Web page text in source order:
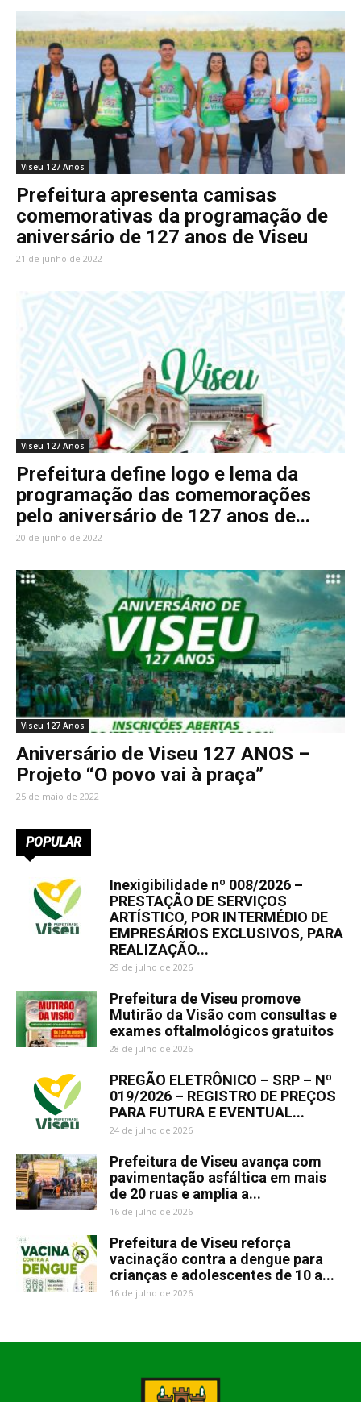
Viseu 127 Anos
Prefeitura apresenta camisas
comemorativas da programação de
aniversário de 127 anos de Viseu
21 de junho de 2022
Viseu 127 Anos
Prefeitura define logo e lema da
programação das comemorações
pelo aniversário de 127 anos de...
20 de junho de 2022
Viseu 127 Anos
Aniversário de Viseu 127 ANOS –
Projeto “O povo vai à praça”
25 de maio de 2022
POPULAR
Inexigibilidade nº 008/2026 –
PRESTAÇÃO DE SERVIÇOS
ARTÍSTICO, POR INTERMÉDIO DE
EMPRESÁRIOS EXCLUSIVOS, PARA
REALIZAÇÃO...
29 de julho de 2026
Prefeitura de Viseu promove
Mutirão da Visão com consultas e
exames oftalmológicos gratuitos
28 de julho de 2026
PREGÃO ELETRÔNICO – SRP – Nº
019/2026 – REGISTRO DE PREÇOS
PARA FUTURA E EVENTUAL...
24 de julho de 2026
Prefeitura de Viseu avança com
pavimentação asfáltica em mais
de 20 ruas e amplia a...
16 de julho de 2026
Prefeitura de Viseu reforça
vacinação contra a dengue para
crianças e adolescentes de 10 a...
16 de julho de 2026